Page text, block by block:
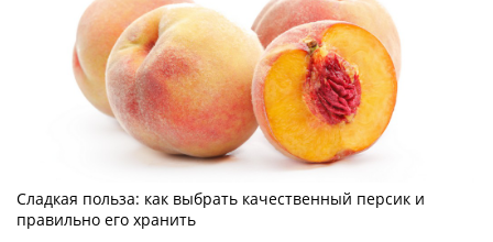
Сладкая польза: как выбрать качественный персик и
правильно его хранить